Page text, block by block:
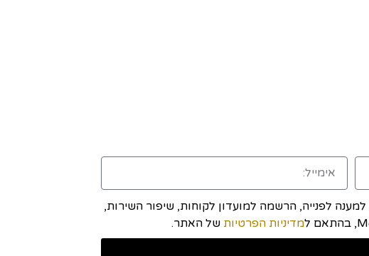
למענה לפנייה, הרשמה למועדון לקוחות, שיפור השירות,
מדיניות הפרטיות של האתר.